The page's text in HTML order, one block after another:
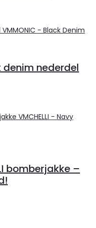
nederdel
bomberjakke –